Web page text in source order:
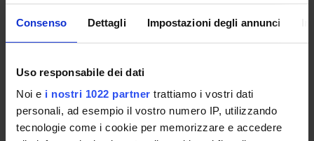
Consenso Dettagli Impostazioni degli annunci
Uso responsabile dei dati
Noi e i nostri 1022 partner trattiamo i vostri dati
personali, ad esempio il vostro numero IP, utilizzando
tecnologie come i cookie per memorizzare e accedere
INCARICHI
GOVERNANCE